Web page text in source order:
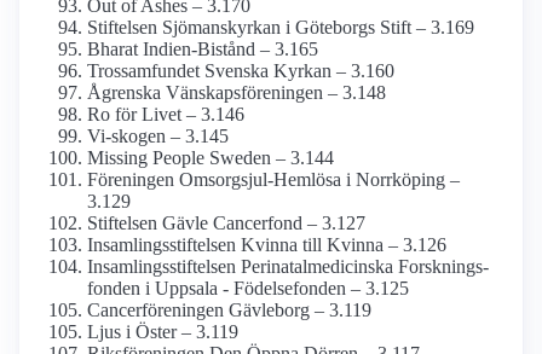
Out of Ashes – 3.170
Stiftelsen Sjömanskyrkan i Göteborgs Stift – 3.169
Bharat Indien-Bistånd – 3.165
Trossamfundet Svenska Kyrkan – 3.160
Ågrenska Vänskapsföreningen – 3.148
Ro för Livet – 3.146
Vi-skogen – 3.145
Missing People Sweden – 3.144
Föreningen Omsorgsjul-Hemlösa i Norrköping –
3.129
Stiftelsen Gävle Cancerfond – 3.127
Insamlings­stiftelsen Kvinna till Kvinna – 3.126
Insamlings­stiftelsen Perinatal­medicinska Forsknings­
fonden i Uppsala - Födelsefonden – 3.125
Cancer­föreningen Gävleborg – 3.119
Ljus i Öster – 3.119